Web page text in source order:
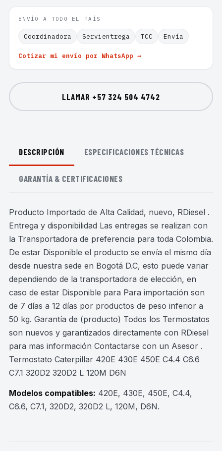
ENVÍO A TODO EL PAÍS
Coordinadora Servientrega TCC Envía
Cotizar mi envío por WhatsApp →
LLAMAR +57 324 504 4742
DESCRIPCIÓN ESPECIFICACIONES TÉCNICAS
GARANTÍA & CERTIFICACIONES
Producto Importado de Alta Calidad, nuevo, RDiesel .
Entrega y disponibilidad Las entregas se realizan con
la Transportadora de preferencia para toda Colombia.
De estar Disponible el producto se envía el mismo día
desde nuestra sede en Bogotá D.C, esto puede variar
dependiendo de la transportadora de elección, en
caso de estar Disponible para Para importación son
de 7 días a 12 días por productos de peso inferior a
50 kg. Garantía de (producto) Todos los Termostatos
son nuevos y garantizados directamente con RDiesel
para mas información Contactarse con un Asesor .
Termostato Caterpillar 420E 430E 450E C4.4 C6.6
C7.1 320D2 320D2 L 120M D6N
Modelos compatibles: 420E, 430E, 450E, C4.4,
C6.6, C7.1, 320D2, 320D2 L, 120M, D6N.